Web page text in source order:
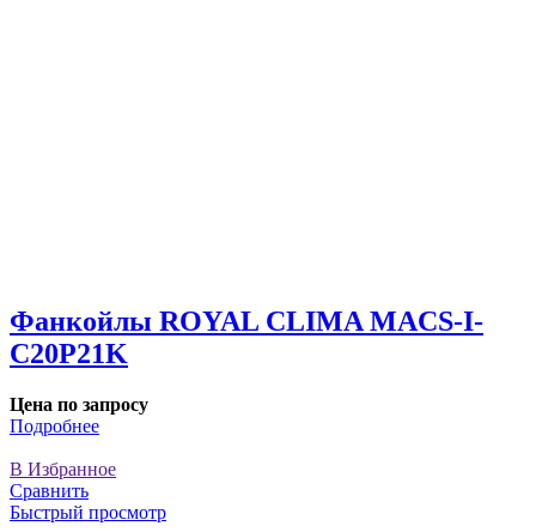
Фанкойлы ROYAL CLIMA MACS-I-
C20P21K
Цена по запросу
Подробнее
В Избранное
Сравнить
Быстрый просмотр